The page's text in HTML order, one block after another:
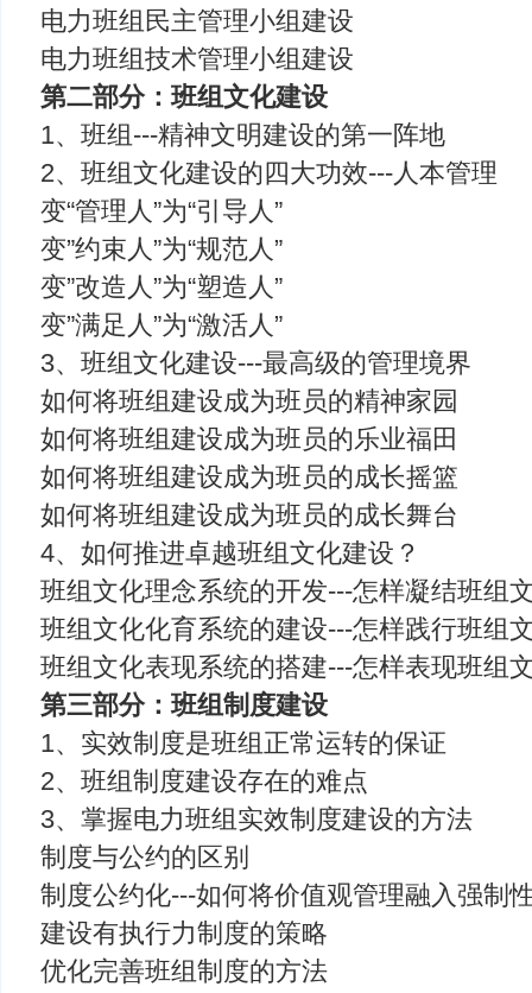
电力班组民主管理小组建设
电力班组技术管理小组建设
第二部分：班组文化建设
1、班组---精神文明建设的第一阵地
2、班组文化建设的四大功效---人本管理
变“管理人”为“引导人”
变”约束人”为“规范人”
变”改造人”为“塑造人”
变”满足人”为“激活人”
3、班组文化建设---最高级的管理境界
如何将班组建设成为班员的精神家园
如何将班组建设成为班员的乐业福田
如何将班组建设成为班员的成长摇篮
如何将班组建设成为班员的成长舞台
4、如何推进卓越班组文化建设？
班组文化理念系统的开发---怎样凝结班组
班组文化化育系统的建设---怎样践行班组
班组文化表现系统的搭建---怎样表现班组
第三部分：班组制度建设
1、实效制度是班组正常运转的保证
2、班组制度建设存在的难点
3、掌握电力班组实效制度建设的方法
制度与公约的区别
制度公约化---如何将价值观管理融入强制
建设有执行力制度的策略
优化完善班组制度的方法